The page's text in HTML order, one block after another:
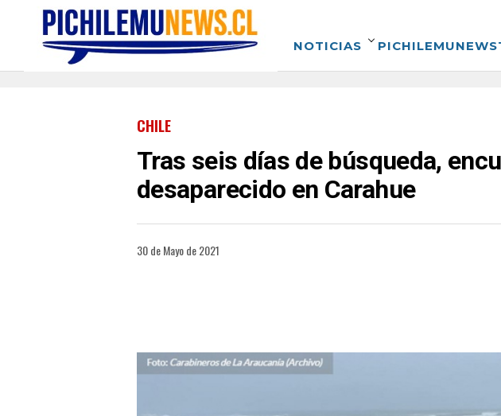
NOTICIAS
CHILE
Tras seis días de búsqueda,
desaparecido en Carahue
30 de Mayo de 2021